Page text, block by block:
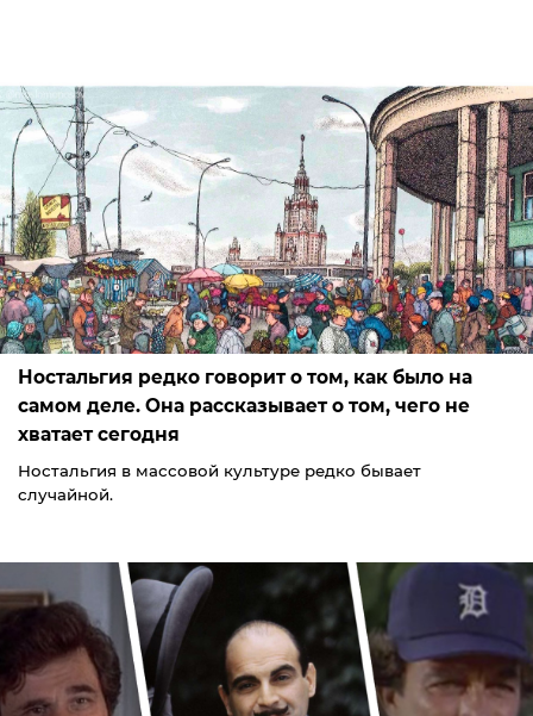
Ностальгия редко говорит о том, как было на
самом деле. Она рассказывает о том, чего не
хватает сегодня
Ностальгия в массовой культуре редко бывает
случайной.